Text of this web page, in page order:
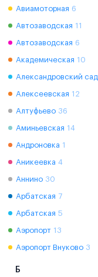
Авиамоторная 6
Автозаводская 11
Автозаводская 6
Академическая 10
Александровский сад
Алексеевская 12
Алтуфьево 36
Аминьевская 14
Андроновка 1
Аникеевка 4
Аннино 30
Арбатская 7
Арбатская 5
Аэропорт 13
Аэропорт Внуково 3
Б